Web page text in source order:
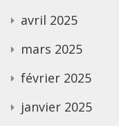
avril 2025
mars 2025
février 2025
janvier 2025